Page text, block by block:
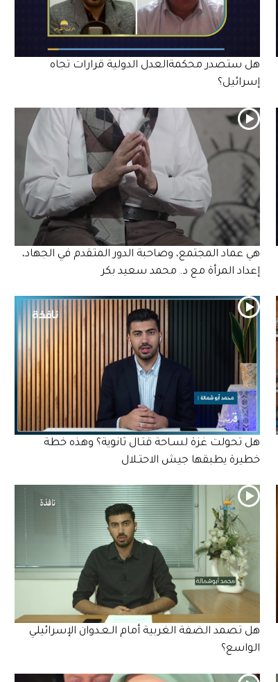
هل ستصدر محكمةالعدل الدولية قرارات تجاه
إسرائيل؟
هي عماد المجتمع، وصاحبة الدور المتقدم في الجهاد،
إعداد المرأة مع د. محمد سعيد بكر
هل تحولت غزة لسـاحة قتـال ثانوية؟ وهذه خطة
خطيرة يطبقها جيش الاحتـلال
هل تصمد الضفة الغربية أمام الـعـدوان الإسرائيلي
الواسع؟